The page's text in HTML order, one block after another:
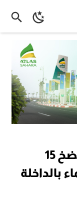
الوكالة الفرنسية للتنمية تضخ 15
بالداخلة